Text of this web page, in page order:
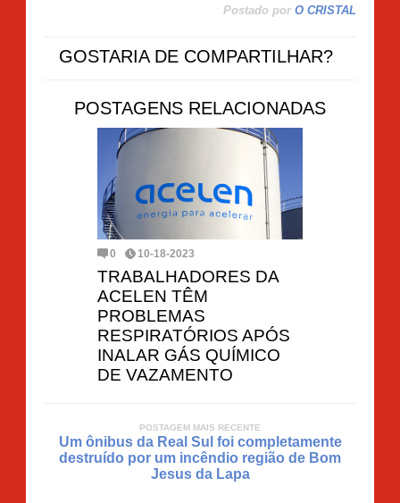
Postado por O CRISTAL
GOSTARIA DE COMPARTILHAR?
POSTAGENS RELACIONADAS
0 10-18-2023
TRABALHADORES DA
ACELEN TÊM
PROBLEMAS
RESPIRATÓRIOS APÓS
INALAR GÁS QUÍMICO
DE VAZAMENTO
POSTAGEM MAIS RECENTE
Um ônibus da Real Sul foi completamente
destruído por um incêndio região de Bom
Jesus da Lapa